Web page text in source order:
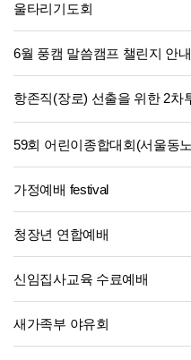
울타리기도회
6월 풍캠 말씀캠프 챌린지 안내
항존직(장로) 선출을 위한 2차
59회 어린이종합대회(서울동
가정예배 festival
청장년 연합예배
신임집사교육 수료예배
새가족부 야유회